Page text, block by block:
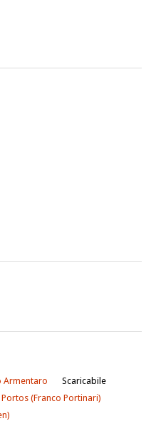
Armentaro
Scaricabile
Portos (Franco Portinari)